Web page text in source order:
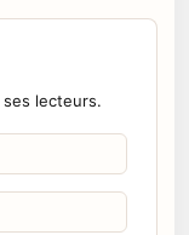
ses lecteurs.